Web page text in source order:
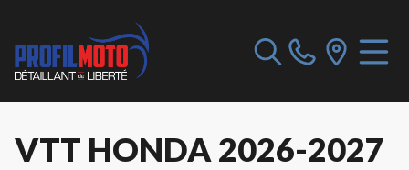
VTT HONDA 2026-2027